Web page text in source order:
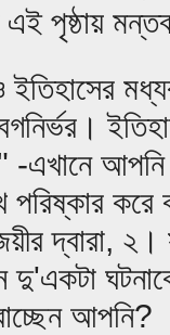
এই পৃষ্ঠায়
ইতিহাসের
-এখানে
পরিষ্কার
দ্বারা, ২।
দু'একটা
আপনি?